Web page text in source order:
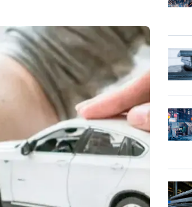
колій
і
PwC
в
липні
з
Ціни
на